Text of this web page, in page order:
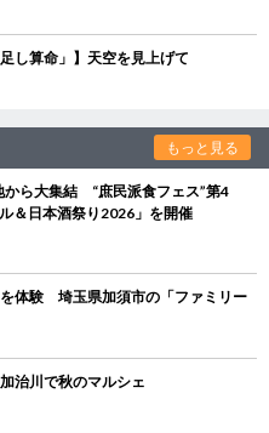
し算命」】天空を見上げて
もっと見る
から大集結 “庶民派食フェス”第4
＆日本酒祭り2026」を開催
体験 埼玉県加須市の「ファミリー
治川で秋のマルシェ